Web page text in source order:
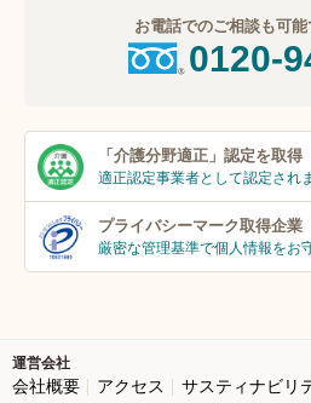
お電話でのご相談も可
0120-
「介護分野適正」 認定を取得
適正認定事業者として認定され
プライバシーマーク取得企業
厳密な管理基準で個人情報をお
運営会社
会社概要 アクセス サスティナビリ